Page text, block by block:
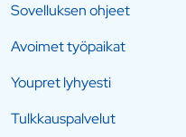
Sovelluksen ohjeet
Avoimet työpaikat
Youpret lyhyesti
Tulkkauspalvelut